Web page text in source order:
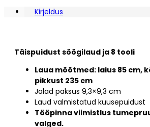
Kirjeldus
Täispuidust söögilaud ja 8 tooli
Laua mõõtmed: laius 85 cm,
pikkust 235 cm
Jalad paksus 9,3×9,3 cm
Laud valmistatud kuusepuidust
Tööpinna viimistlus
valged.